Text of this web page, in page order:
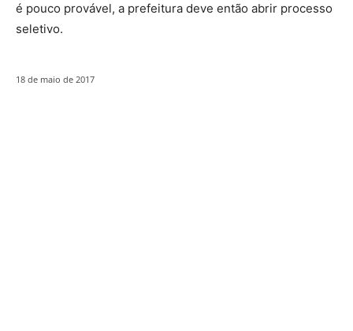
é pouco provável, a prefeitura deve então abrir processo
seletivo.
18 de maio de 2017